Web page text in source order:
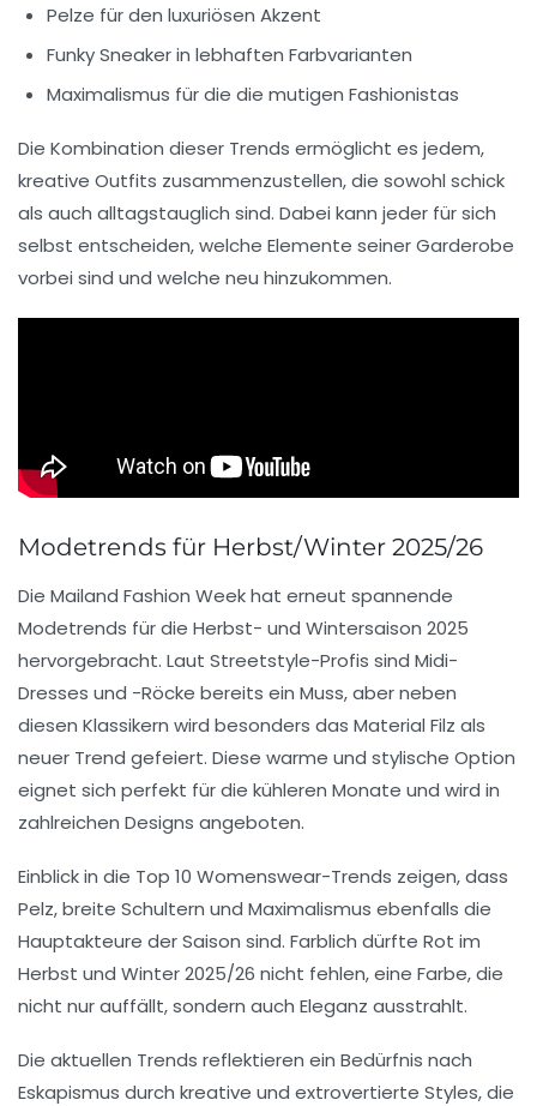
Pelze für den luxuriösen Akzent
Funky Sneakerin lebhaften Farbvarianten
Maximalismus für die die mutigen Fashionistas
Die Kombination dieser Trends ermöglicht es jedem,
kreative Outfits zusammenzustellen, die sowohl schick
als auch alltagstauglich sind. Dabei kann jeder für sich
selbst entscheiden, welche Elemente seiner Garderobe
vorbei sind und welche neu hinzukommen.
Modetrends für Herbst/Winter 2025/26
Die Mailand Fashion Weekhat erneut spannende
Modetrends für die Herbst- und Wintersaison 2025
hervorgebracht. Laut Streetstyle-Profis sind Midi-
Dresses und -Röcke bereits ein Muss, aber neben
diesen Klassikern wird besonders das Material Filz als
neuer Trend gefeiert. Diese warme und stylische Option
eignet sich perfekt für die kühleren Monate und wird in
zahlreichen Designs angeboten.
Einblick in die Top 10 Womenswear-Trends zeigen, dass
Pelz,breite Schultern und Maximalismus ebenfalls die
Hauptakteure der Saison sind. Farblich dürfte Rot im
Herbst und Winter 2025/26 nicht fehlen, eine Farbe, die
nicht nur auffällt, sondern auch Eleganz ausstrahlt.
Die aktuellen Trends reflektieren ein Bedürfnis nach
Eskapismus durch kreative und extrovertierte Styles, die